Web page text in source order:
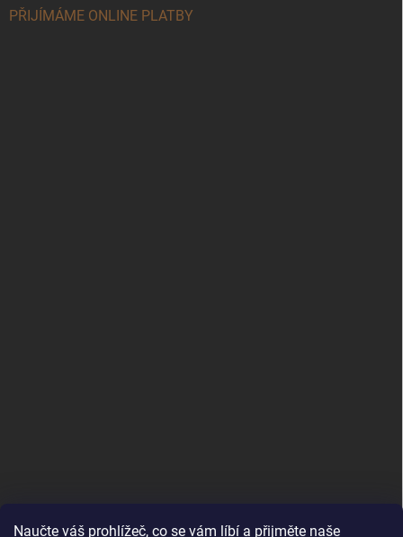
Naučte váš prohlížeč, co se vám líbí a přijměte naše
PŘIJÍMÁME ONLINE PLATBY